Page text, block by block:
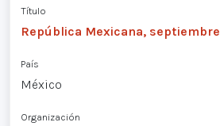
Título
República Mexicana, septiembre
País
México
Organización